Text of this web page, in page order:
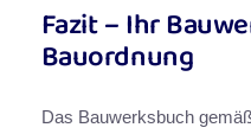
Fazit – Ihr
Bauordnung
Das Bauwerksbuch